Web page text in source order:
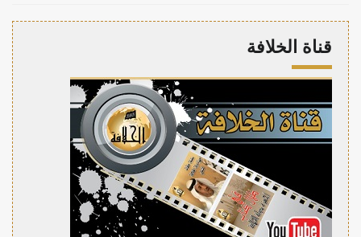
قناة الخلافة